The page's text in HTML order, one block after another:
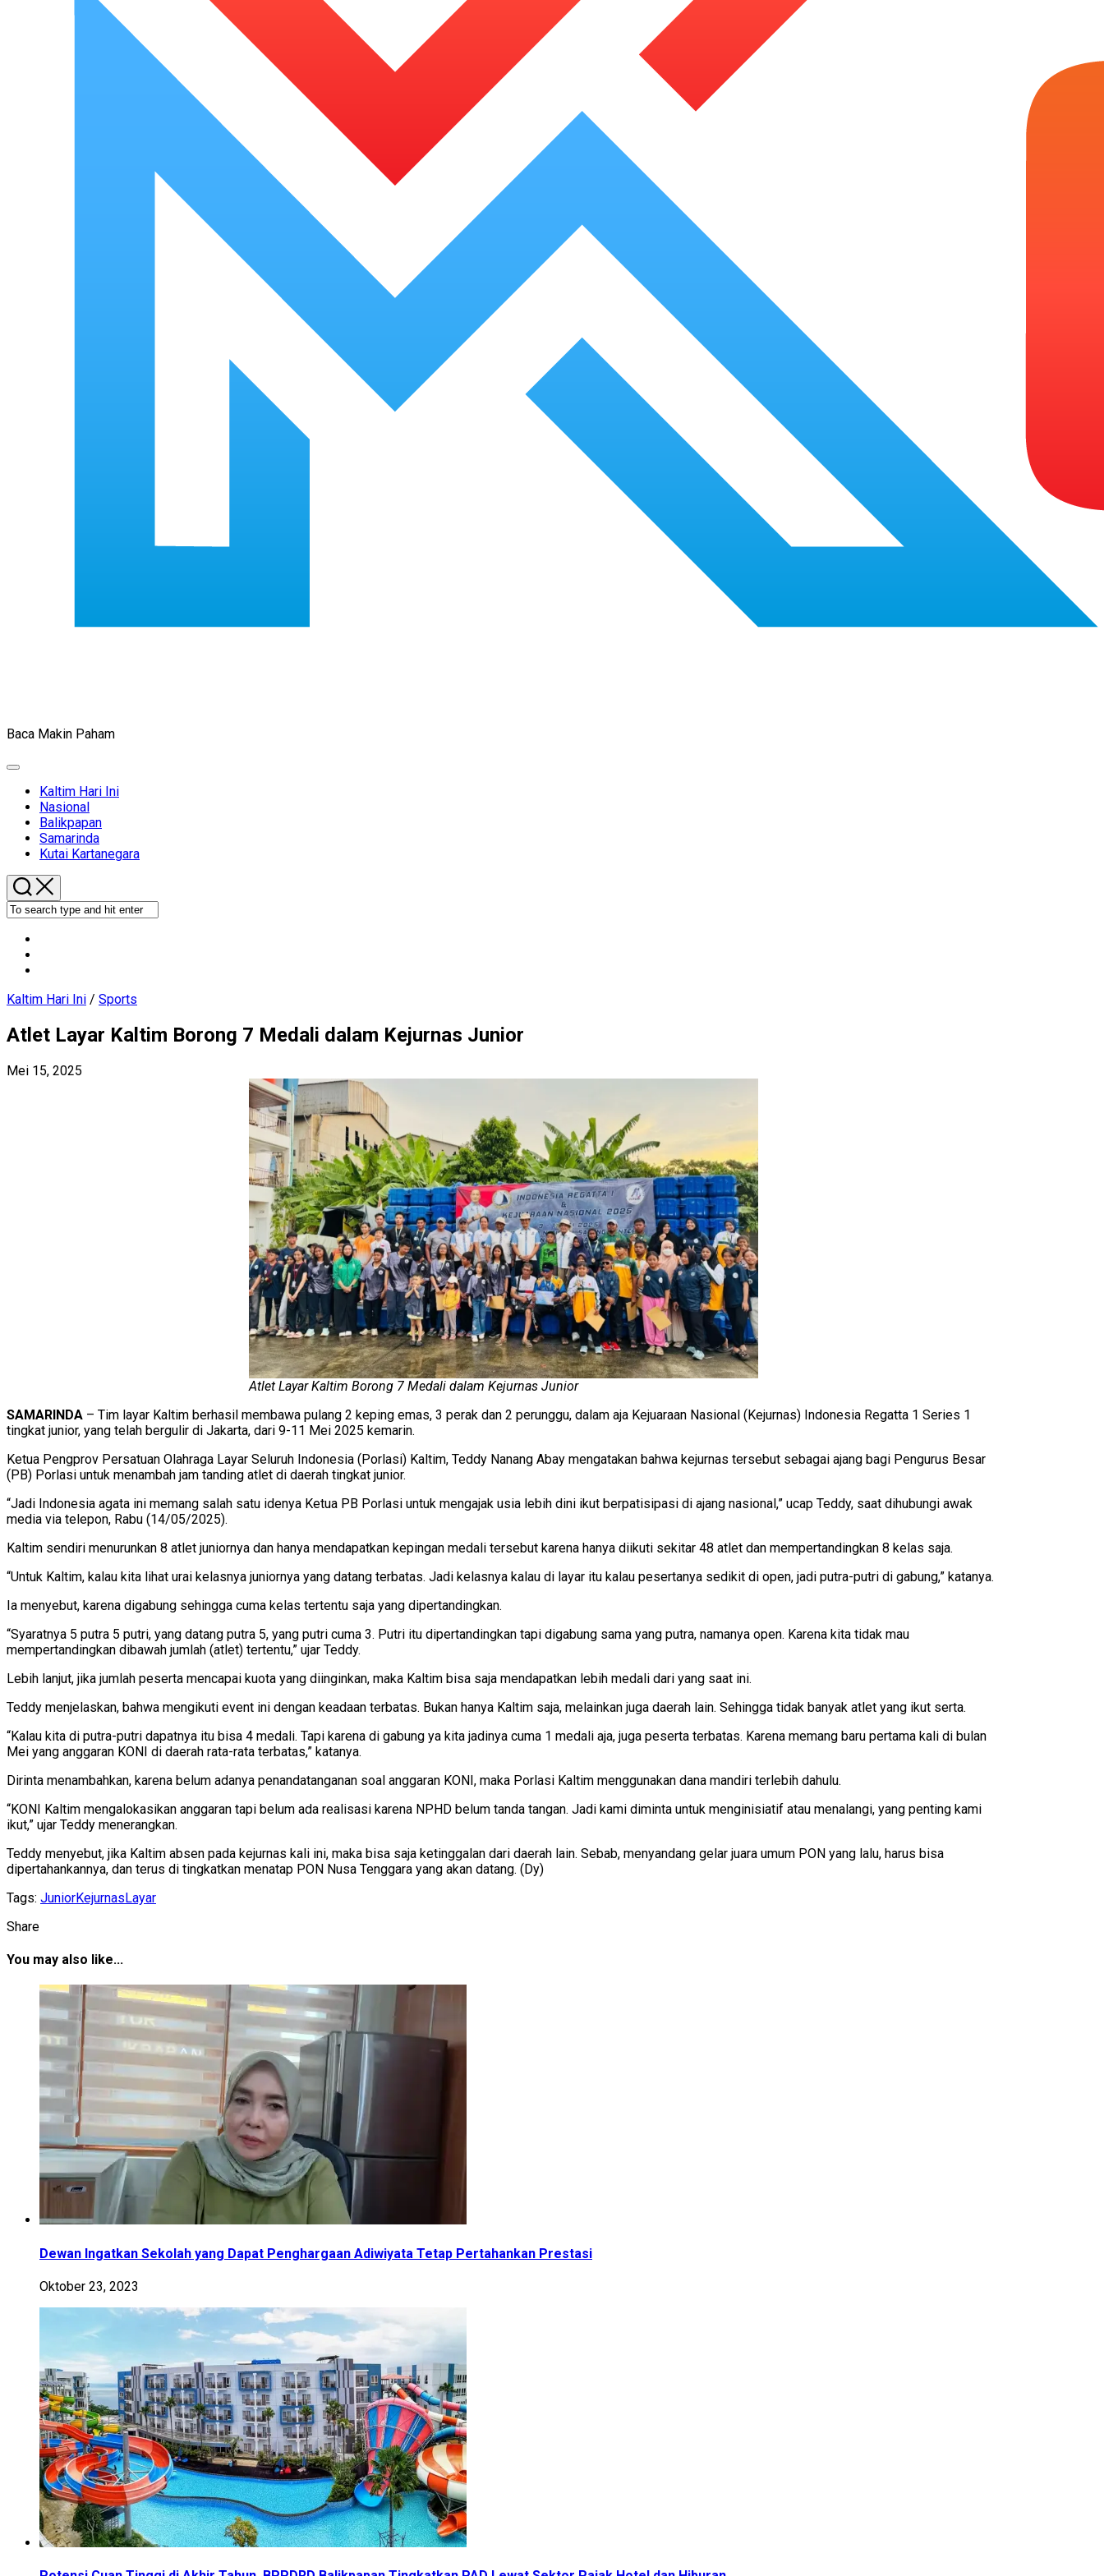
Baca Makin Paham
Expand
Current
Page
Parent
Kaltim Hari Ini
Nasional
Balikpapan
Samarinda
Kutai Kartanegara
Kaltim Hari Ini / Sports
Atlet Layar Kaltim Borong 7 Medali dalam Kejurnas Junior
Mei 15, 2025
Atlet Layar Kaltim Borong 7 Medali dalam Kejurnas Junior
SAMARINDA – Tim layar Kaltim berhasil membawa pulang 2 keping emas, 3 perak dan 2 perunggu, dalam aja Kejuaraan Nasional (Kejurnas) Indonesia Regatta 1 Series 1
tingkat junior, yang telah bergulir di Jakarta, dari 9-11 Mei 2025 kemarin.
Ketua Pengprov Persatuan Olahraga Layar Seluruh Indonesia (Porlasi) Kaltim, Teddy Nanang Abay mengatakan bahwa kejurnas tersebut sebagai ajang bagi Pengurus Besar
(PB) Porlasi untuk menambah jam tanding atlet di daerah tingkat junior.
“Jadi Indonesia agata ini memang salah satu idenya Ketua PB Porlasi untuk mengajak usia lebih dini ikut berpatisipasi di ajang nasional,” ucap Teddy, saat dihubungi awak
media via telepon, Rabu (14/05/2025).
Kaltim sendiri menurunkan 8 atlet juniornya dan hanya mendapatkan kepingan medali tersebut karena hanya diikuti sekitar 48 atlet dan mempertandingkan 8 kelas saja.
“Untuk Kaltim, kalau kita lihat urai kelasnya juniornya yang datang terbatas. Jadi kelasnya kalau di layar itu kalau pesertanya sedikit di open, jadi putra-putri di gabung,” katanya.
Ia menyebut, karena digabung sehingga cuma kelas tertentu saja yang dipertandingkan.
“Syaratnya 5 putra 5 putri, yang datang putra 5, yang putri cuma 3. Putri itu dipertandingkan tapi digabung sama yang putra, namanya open. Karena kita tidak mau
mempertandingkan dibawah jumlah (atlet) tertentu,” ujar Teddy.
Lebih lanjut, jika jumlah peserta mencapai kuota yang diinginkan, maka Kaltim bisa saja mendapatkan lebih medali dari yang saat ini.
Teddy menjelaskan, bahwa mengikuti event ini dengan keadaan terbatas. Bukan hanya Kaltim saja, melainkan juga daerah lain. Sehingga tidak banyak atlet yang ikut serta.
“Kalau kita di putra-putri dapatnya itu bisa 4 medali. Tapi karena di gabung ya kita jadinya cuma 1 medali aja, juga peserta terbatas. Karena memang baru pertama kali di bulan
Mei yang anggaran KONI di daerah rata-rata terbatas,” katanya.
Dirinta menambahkan, karena belum adanya penandatanganan soal anggaran KONI, maka Porlasi Kaltim menggunakan dana mandiri terlebih dahulu.
“KONI Kaltim mengalokasikan anggaran tapi belum ada realisasi karena NPHD belum tanda tangan. Jadi kami diminta untuk menginisiatif atau menalangi, yang penting kami
ikut,” ujar Teddy menerangkan.
Teddy menyebut, jika Kaltim absen pada kejurnas kali ini, maka bisa saja ketinggalan dari daerah lain. Sebab, menyandang gelar juara umum PON yang lalu, harus bisa
dipertahankannya, dan terus di tingkatkan menatap PON Nusa Tenggara yang akan datang. (Dy)
Tags: JuniorKejurnasLayar
Share
You may also like...
Dewan Ingatkan Sekolah yang Dapat Penghargaan Adiwiyata Tetap Pertahankan Prestasi
Oktober 23, 2023